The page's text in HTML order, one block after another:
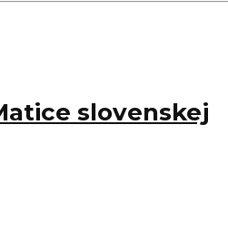
slovenskej